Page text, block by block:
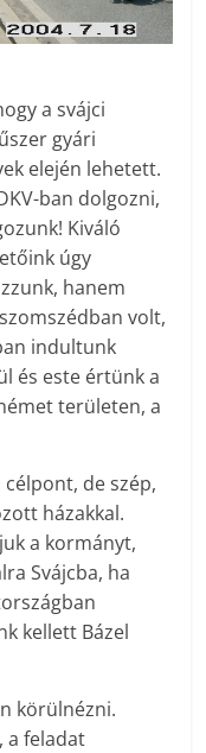
a svájci
gyári
elején lehetett.
ban dolgozni,
Kiváló
úgy
hanem
volt,
indultunk
és este értünk a
területen, a
de szép,
házakkal.
a kormányt,
Svájcba, ha
kellett Bázel
körülnézni.
a feladat